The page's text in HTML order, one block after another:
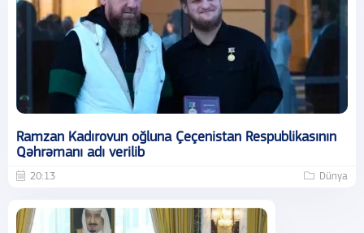
Ramzan Kadırovun oğluna Çeçenistan Respublikasının
Qəhrəmanı adı verilib
20:13 Dünya